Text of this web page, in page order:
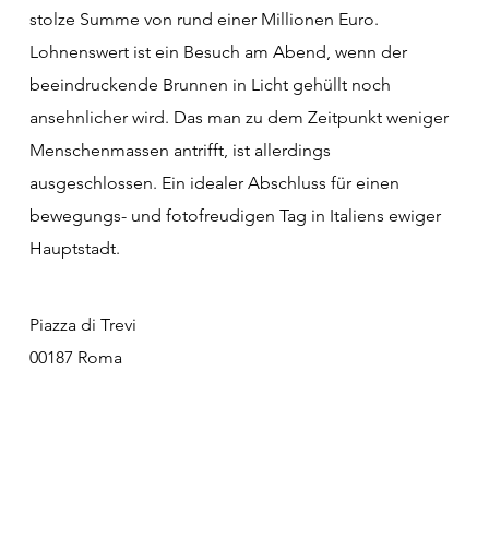
stolze Summe von rund einer Millionen Euro.
Lohnenswert ist ein Besuch am Abend, wenn der
beeindruckende Brunnen in Licht gehüllt noch
ansehnlicher wird. Das man zu dem Zeitpunkt weniger
Menschenmassen antrifft, ist allerdings
ausgeschlossen. Ein idealer Abschluss für einen
bewegungs- und fotofreudigen Tag in Italiens ewiger
Hauptstadt.
Piazza di Trevi
00187 Roma